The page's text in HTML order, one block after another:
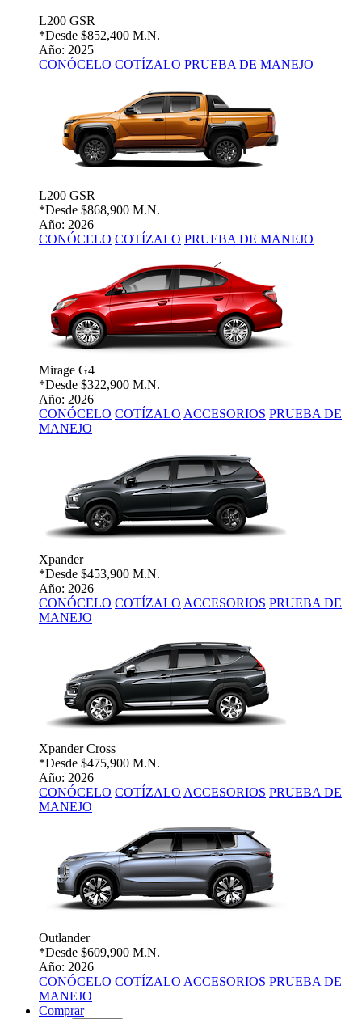
L200 GSR
*Desde $852,400 M.N.
Año: 2025
CONÓCELO COTÍZALO PRUEBA DE MANEJO
L200 GSR
*Desde $868,900 M.N.
Año: 2026
CONÓCELO COTÍZALO PRUEBA DE MANEJO
Mirage G4
*Desde $322,900 M.N.
Año: 2026
CONÓCELO COTÍZALO ACCESORIOS PRUEBA DE
MANEJO
Xpander
*Desde $453,900 M.N.
Año: 2026
CONÓCELO COTÍZALO ACCESORIOS PRUEBA DE
MANEJO
Xpander Cross
*Desde $475,900 M.N.
Año: 2026
CONÓCELO COTÍZALO ACCESORIOS PRUEBA DE
MANEJO
Outlander
*Desde $609,900 M.N.
Año: 2026
CONÓCELO COTÍZALO ACCESORIOS PRUEBA DE
MANEJO
Comprar